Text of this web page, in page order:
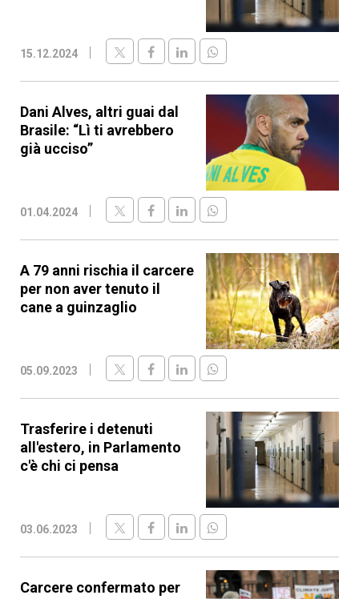
15.12.2024
Dani Alves, altri guai dal
Brasile: “Lì ti avrebbero
già ucciso”
01.04.2024
A 79 anni rischia il carcere
per non aver tenuto il
cane a guinzaglio
05.09.2023
Trasferire i detenuti
all'estero, in Parlamento
c'è chi ci pensa
03.06.2023
Carcere confermato per